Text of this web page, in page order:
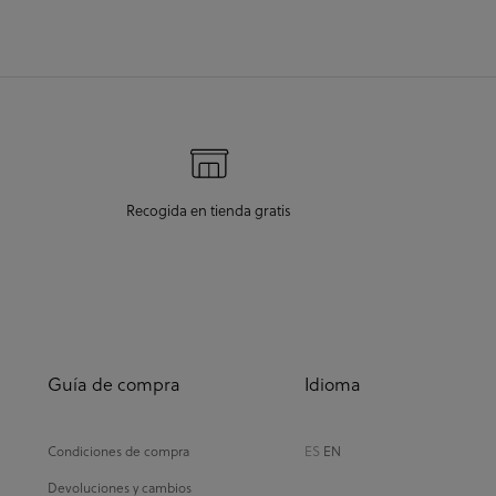
Recogida en tienda gratis
Guía de compra
Condiciones de compra
Devoluciones y cambios
Idioma
ES EN